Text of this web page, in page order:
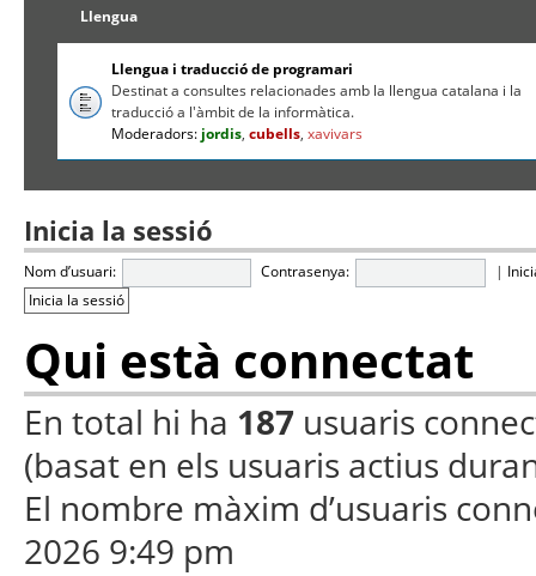
Llengua
Llengua i traducció de programari
Destinat a consultes relacionades amb la llengua catalana i la
traducció a l'àmbit de la informàtica.
Moderadors: jordis,cubells,xavivars
Inicia la sessió
Nom d’usuari: Contrasenya: |
Qui està connectat
En total hi ha 187 usuaris
(basat en els usuaris actius
El nombre màxim d’usuaris
2026 9:49 pm